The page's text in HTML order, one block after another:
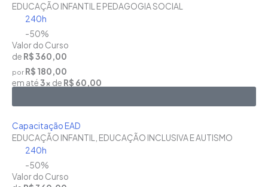
EDUCAÇÃO INFANTIL E PEDAGOGIA SOCIAL
240h
-50%
Valor do Curso
de R$ 360,00
por R$ 180,00
em até3x de R$ 60,00
Capacitação EAD
EDUCAÇÃO INFANTIL, EDUCAÇÃO INCLUSIVA E AUTISMO
240h
-50%
Valor do Curso